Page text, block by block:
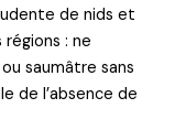
de nids et
: ne
saumâtre sans
de l’absence de